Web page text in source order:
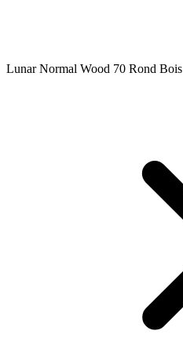
Lunar Normal Wood 70 Rond Bois